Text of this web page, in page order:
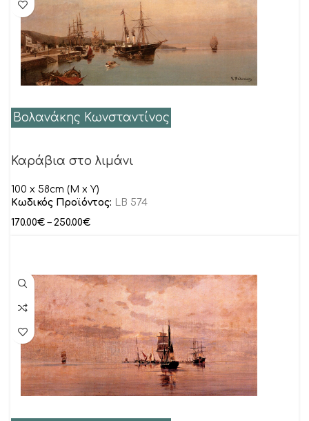
Βολανάκης Κωνσταντίνος
Καράβια στο λιμάνι
100 x 58cm (M x Y)
Κωδικός Προϊόντος: LB 574
170.00€ – 250.00€